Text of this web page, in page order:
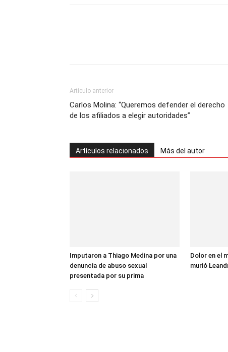
Artículo anterior
Carlos Molina: “Queremos defender el derecho
de los afiliados a elegir autoridades”
Artículos relacionados Más del autor
Imputaron a Thiago Medina por una
denuncia de abuso sexual
presentada por su prima
Dolor en el
murió